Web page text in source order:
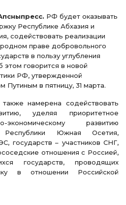
РФ будет оказывать
Республике Абхазия и
содействовать реализации
праве добровольного
в пользу углубления
этом говорится в новой
РФ, утвержденной
в пятницу, 31 марта.
намерена содействовать
уделяя приоритетное
экономическому развитию
Республики Южная Осетия,
государств – участников СНГ,
отношения с Россией,
государств, проводящих
в отношении Российской